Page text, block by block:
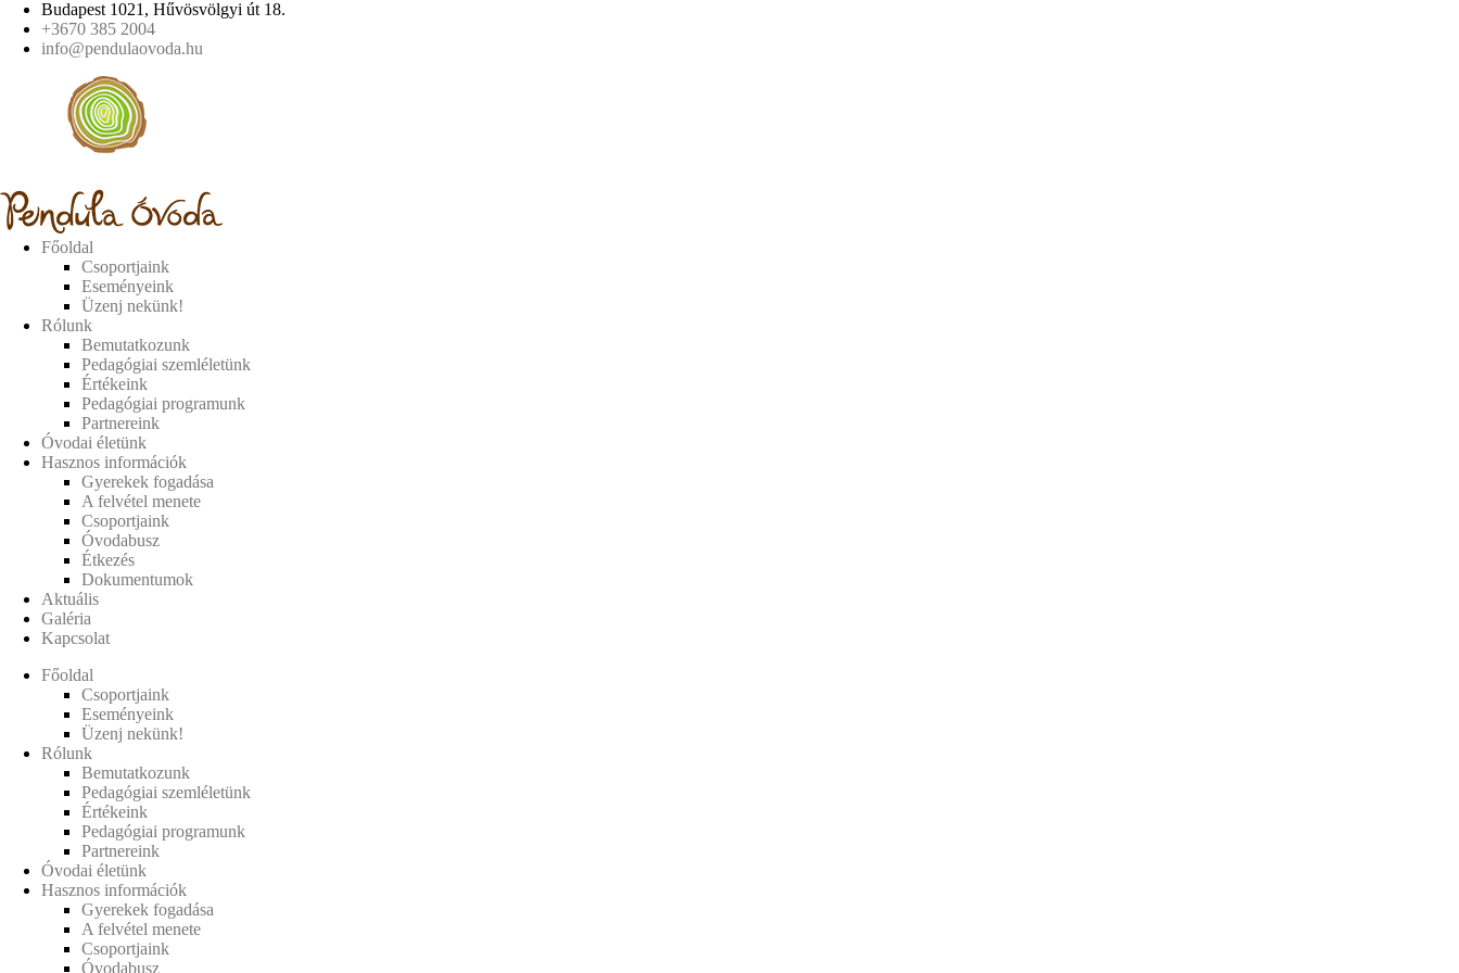
Budapest 1021, Hűvösvölgyi út 18.
+3670 385 2004
info@pendulaovoda.hu
Főoldal
Csoportjaink
Eseményeink
Üzenj nekünk!
Rólunk
Bemutatkozunk
Pedagógiai szemléletünk
Értékeink
Pedagógiai programunk
Partnereink
Óvodai életünk
Hasznos információk
Gyerekek fogadása
A felvétel menete
Csoportjaink
Óvodabusz
Étkezés
Dokumentumok
Aktuális
Galéria
Kapcsolat
Főoldal
Csoportjaink
Eseményeink
Üzenj nekünk!
Rólunk
Bemutatkozunk
Pedagógiai szemléletünk
Értékeink
Pedagógiai programunk
Partnereink
Óvodai életünk
Hasznos információk
Gyerekek fogadása
A felvétel menete
Csoportjaink
Óvodabusz